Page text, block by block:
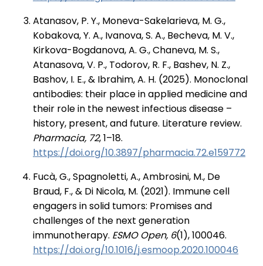
Atanasov, P. Y., Moneva-Sakelarieva, M. G.,
Kobakova, Y. A., Ivanova, S. A., Becheva, M. V.,
Kirkova-Bogdanova, A. G., Chaneva, M. S.,
Atanasova, V. P., Todorov, R. F., Bashev, N. Z.,
Bashov, I. E., & Ibrahim, A. H. (2025). Monoclonal
antibodies: their place in applied medicine and
their role in the newest infectious disease –
history, present, and future. Literature review.
Pharmacia, 72, 1–18.
https://doi.org/10.3897/pharmacia.72.e159772⁠
Fucà, G., Spagnoletti, A., Ambrosini, M., De
Braud, F., & Di Nicola, M. (2021). Immune cell
engagers in solid tumors: Promises and
challenges of the next generation
immunotherapy. ESMO Open, 6(1), 100046.
https://doi.org/10.1016/j.esmoop.2020.100046⁠